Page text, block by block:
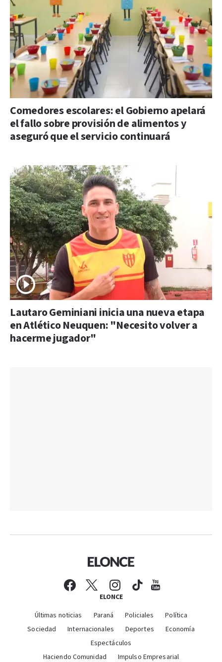
Comedores escolares: el Gobierno apelará
el fallo sobre provisión de alimentos y
aseguró que el servicio continuará
Lautaro Geminiani inicia una nueva etapa
en Atlético Neuquen: "Necesito volver a
hacerme jugador"
ELONCE
Últimas noticias Paraná Policiales
Política
Sociedad
Internacionales Deportes
Economía
Espectáculos
Haciendo Comunidad
Impulso Empresarial